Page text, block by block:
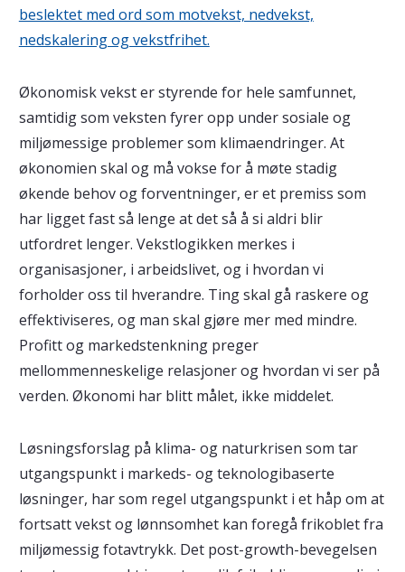
beslektet med ord som motvekst, nedvekst,
nedskalering og vekstfrihet.
Økonomisk vekst er styrende for hele samfunnet,
samtidig som veksten fyrer opp under sosiale og
miljømessige problemer som klimaendringer. At
økonomien skal og må vokse for å møte stadig
økende behov og forventninger, er et premiss som
har ligget fast så lenge at det så å si aldri blir
utfordret lenger. Vekstlogikken merkes i
organisasjoner, i arbeidslivet, og i hvordan vi
forholder oss til hverandre. Ting skal gå raskere og
effektiviseres, og man skal gjøre mer med mindre.
Profitt og markedstenkning preger
mellommenneskelige relasjoner og hvordan vi ser på
verden. Økonomi har blitt målet, ikke middelet.
Løsningsforslag på klima- og naturkrisen som tar
utgangspunkt i markeds- og teknologibaserte
løsninger, har som regel utgangspunkt i et håp om at
fortsatt vekst og lønnsomhet kan foregå frikoblet fra
miljømessig fotavtrykk. Det post-growth-bevegelsen